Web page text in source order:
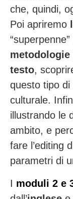
che, quindi,
Poi apriremo
testo,
questo tipo
culturale.
illustrando le
ambito, e
fare l’editing
parametri di
I moduli 2 e